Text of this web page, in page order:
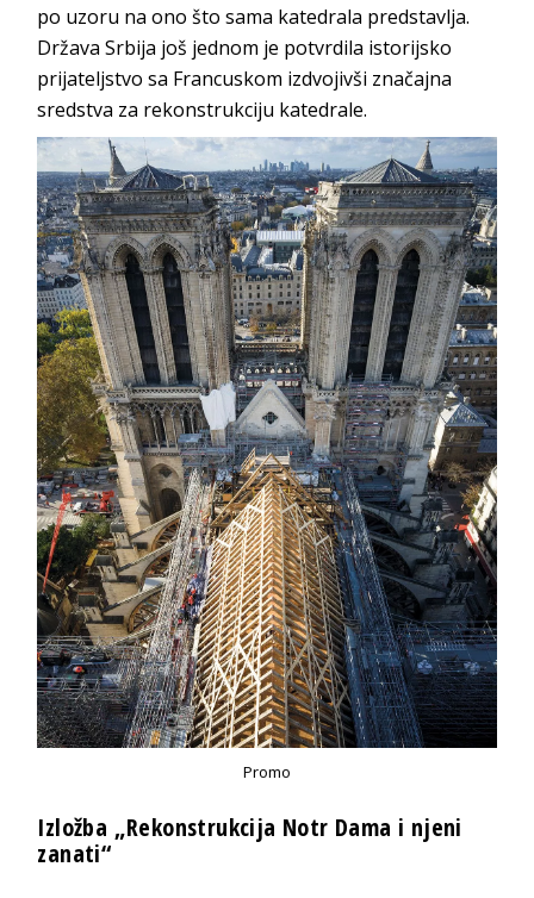
po uzoru na ono što sama katedrala predstavlja.
Država Srbija još jednom je potvrdila istorijsko
prijateljstvo sa Francuskom izdvojivši značajna
sredstva za rekonstrukciju katedrale.
Promo
Izložba „Rekonstrukcija Notr Dama i njeni
zanati“